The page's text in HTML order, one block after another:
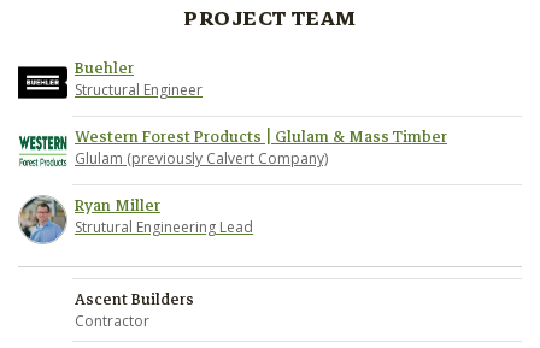
PROJECT TEAM
Buehler
Structural Engineer
Western Forest Products | Glulam & Mass Timber
Glulam (previously Calvert Company)
Ryan Miller
Strutural Engineering Lead
Ascent Builders
Contractor